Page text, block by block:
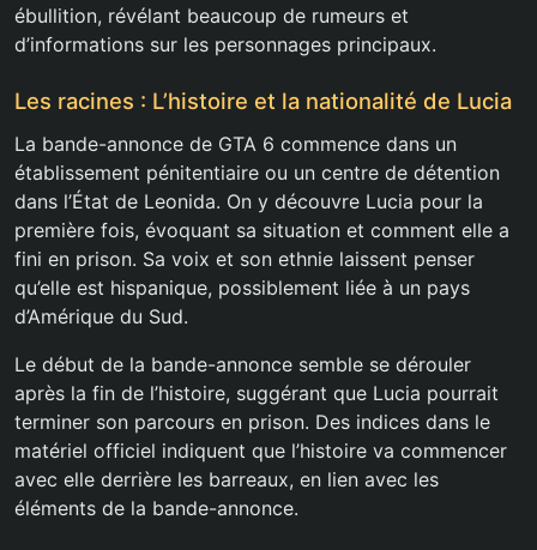
ébullition, révélant beaucoup de rumeurs et
d’informations sur les personnages principaux.
Les racines : L’histoire et la nationalité de Lucia
La bande-annonce de GTA 6 commence dans un
établissement pénitentiaire ou un centre de détention
dans l’État de Leonida. On y découvre Lucia pour la
première fois, évoquant sa situation et comment elle a
fini en prison. Sa voix et son ethnie laissent penser
qu’elle est hispanique, possiblement liée à un pays
d’Amérique du Sud.
Le début de la bande-annonce semble se dérouler
après la fin de l’histoire, suggérant que Lucia pourrait
terminer son parcours en prison. Des indices dans le
matériel officiel indiquent que l’histoire va commencer
avec elle derrière les barreaux, en lien avec les
éléments de la bande-annonce.